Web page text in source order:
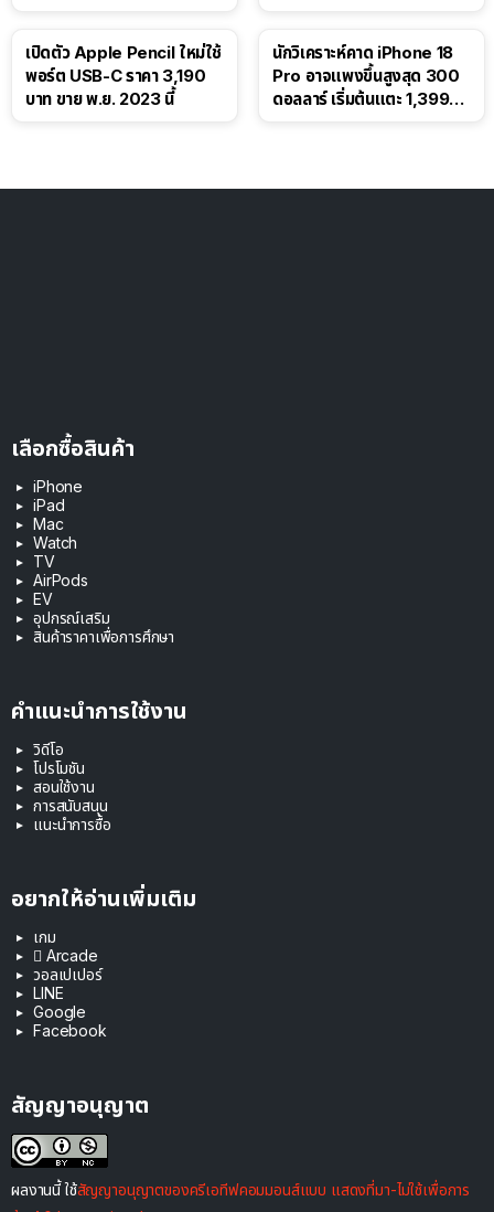
เปิดตัว Apple Pencil ใหม่ใช้
พอร์ต USB-C ราคา 3,190
บาท ขาย พ.ย. 2023 นี้
นักวิเคราะห์คาด iPhone 18
Pro อาจแพงขึ้นสูงสุด 300
ดอลลาร์ เริ่มต้นแตะ 1,399
เลือกซื้อสินค้า
iPhone
iPad
Mac
Watch
TV
AirPods
EV
อุปกรณ์เสริม
สินค้าราคาเพื่อการศึกษา
คำแนะนำการใช้งาน
วิดีโอ
โปรโมชัน
สอนใช้งาน
การสนับสนุน
แนะนำการซื้อ
อยากให้อ่านเพิ่มเติม
เกม
 Arcade
วอลเปเปอร์
LINE
Google
Facebook
สัญญาอนุญาต
ผลงานนี้ ใช้สัญญาอนุญาตของครีเอทีฟคอมมอนส์แบบ แสดงที่มา-ไม่ใช้เพื่อการ